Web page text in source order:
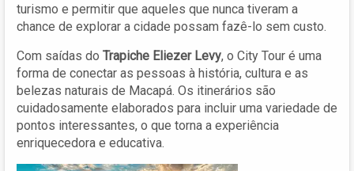
turismo e permitir que aqueles que nunca tiveram a
chance de explorar a cidade possam fazê-lo sem custo.
Com saídas do Trapiche Eliezer Levy, o City Tour é uma
forma de conectar as pessoas à história, cultura e as
belezas naturais de Macapá. Os itinerários são
cuidadosamente elaborados para incluir uma variedade de
pontos interessantes, o que torna a experiência
enriquecedora e educativa.